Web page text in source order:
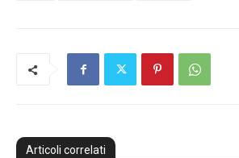
Articoli correlati